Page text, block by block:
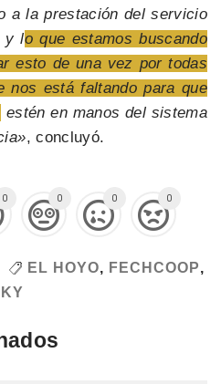
a la prestación del servicio
y lo que estamos buscando
esto de una vez por todas
nos está faltando para que
estén en manos del sistema
, concluyó.
0 0 0 0
EL HOYO, FECHCOOP,